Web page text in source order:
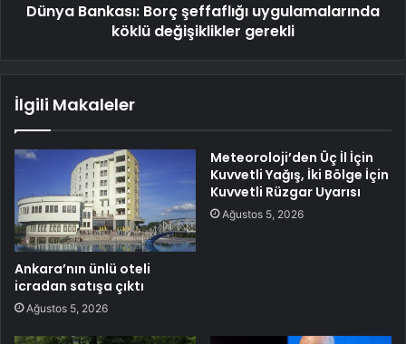
Dünya Bankası: Borç şeffaflığı uygulamalarında
köklü değişiklikler gerekli
İlgili Makaleler
Ankara’nın ünlü oteli
icradan satışa çıktı
Ağustos 5, 2026
Meteoroloji’den Üç İl İçin
Kuvvetli Yağış, İki Bölge İçin
Kuvvetli Rüzgar Uyarısı
Ağustos 5, 2026